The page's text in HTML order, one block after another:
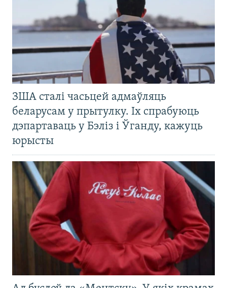
ЗША сталі часьцей адмаўляць
беларусам у прытулку. Іх спрабуюць
дэпартаваць у Бэліз і Ўганду, кажуць
юрысты